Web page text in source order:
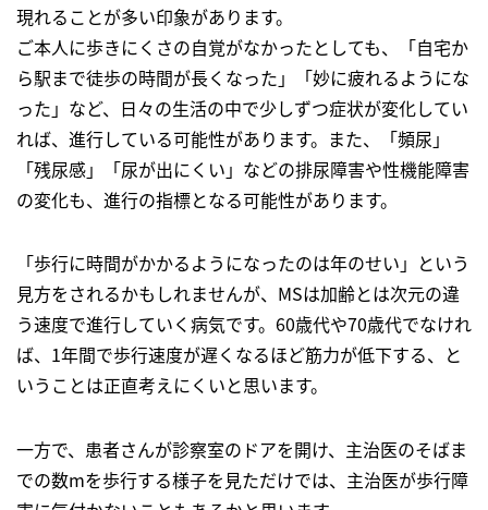
現れることが多い印象があります。
ご本人に歩きにくさの自覚がなかったとしても、「自宅か
ら駅まで徒歩の時間が長くなった」「妙に疲れるようにな
った」など、日々の生活の中で少しずつ症状が変化してい
れば、進行している可能性があります。また、「頻尿」
「残尿感」「尿が出にくい」などの排尿障害や性機能障害
の変化も、進行の指標となる可能性があります。
「歩行に時間がかかるようになったのは年のせい」という
見方をされるかもしれませんが、MSは加齢とは次元の違
う速度で進行していく病気です。60歳代や70歳代でなけれ
ば、1年間で歩行速度が遅くなるほど筋力が低下する、と
いうことは正直考えにくいと思います。
一方で、患者さんが診察室のドアを開け、主治医のそばま
での数mを歩行する様子を見ただけでは、主治医が歩行障